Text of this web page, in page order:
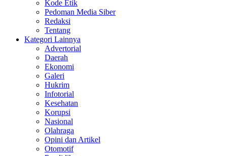
Kode Etik
Pedoman Media Siber
Redaksi
Tentang
Kategori Lainnya
Advertorial
Daerah
Ekonomi
Galeri
Hukrim
Infotorial
Kesehatan
Korupsi
Nasional
Olahraga
Opini dan Artikel
Otomotif